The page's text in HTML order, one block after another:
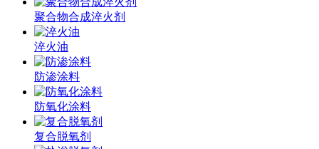
聚合物合成淬火剂
淬火油
防渗涂料
防氧化涂料
复合脱氧剂